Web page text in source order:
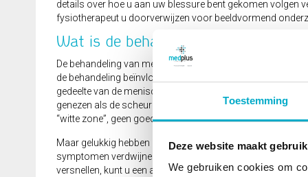
Toestemming
Deze website maakt
We gebruiken cookies om
details over hoe u aan uw blessure bent gekomen volgen
fysiotherapeut u doorverwijzen voor beeldvormend
Wat is de behandeling van een
De behandeling van meniscusscheuren is afhankelijk van
de behandeling beïnvloeden, zijn onder meer leeftijd,
gedeelte van de meniscus, vaak de “rode zone”
genezen als de scheur klein is. Daarentegen heeft het
“witte zone”, geen goede bloedtoevoer. Scheuren in dit
Maar gelukkig hebben niet alle meniscusscheuren een
symptomen verdwijnen, kan een niet-chirurgische
versnellen, kunt u een aantal acties ondernemen: